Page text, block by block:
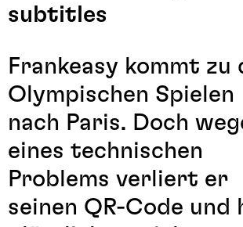
subtitles
Frankeasy kommt zu
Olympischen Spielen
nach Paris. Doch
eines technischen
Problems verliert er
seinen QR-Code und